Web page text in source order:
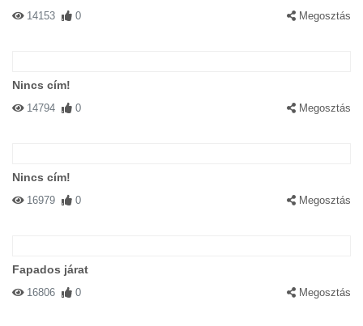
14153 0 Megosztás
Nincs cím!
14794 0 Megosztás
Nincs cím!
16979 0 Megosztás
Fapados járat
16806 0 Megosztás